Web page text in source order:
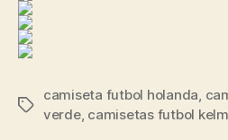
Etiquetas
camiseta futbol holanda,
verde, camisetas futbol